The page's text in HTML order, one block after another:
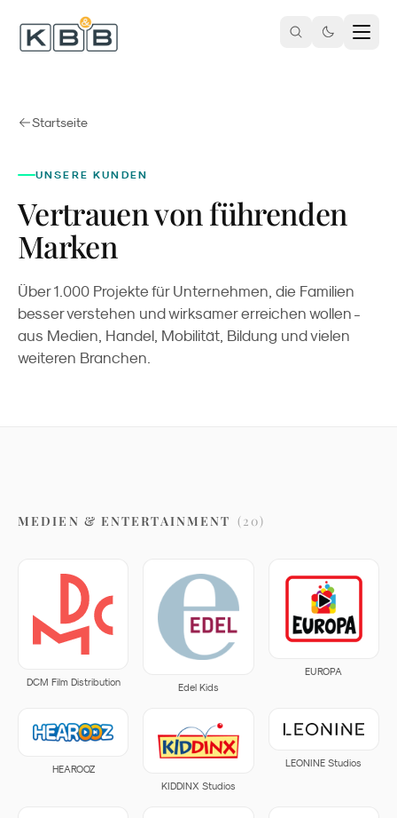
Startseite
UNSERE KUNDEN
Vertrauen von führenden
Marken
Über 1.000 Projekte für Unternehmen, die Familien
besser verstehen und wirksamer erreichen wollen -
aus Medien, Handel, Mobilität, Bildung und vielen
weiteren Branchen.
MEDIEN & ENTERTAINMENT (20)
DCM Film Distribution Edel Kids
EUROPA
HEAROOZ
KIDDINX Studios
LEONINE Studios